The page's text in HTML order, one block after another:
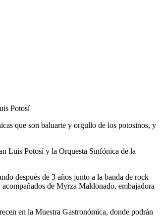
Potosí
que son baluarte y orgullo de los potosinos, y
Luis Potosí y la Orquesta Sinfónica de la
después de 3 años junto a la banda de rock
de Myrza Maldonado, embajadora
en la Muestra Gastronómica, donde podrán